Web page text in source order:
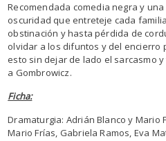
Recomendada comedia negra y
oscuridad que entreteje cada
obstinación y hasta pérdida de
olvidar a los difuntos y del encierro
esto sin dejar de lado el sarcasmo
a Gombrowicz.
Ficha:
Dramaturgia: Adrián Blanco y Mario
Mario Frías, Gabriela Ramos, Eva